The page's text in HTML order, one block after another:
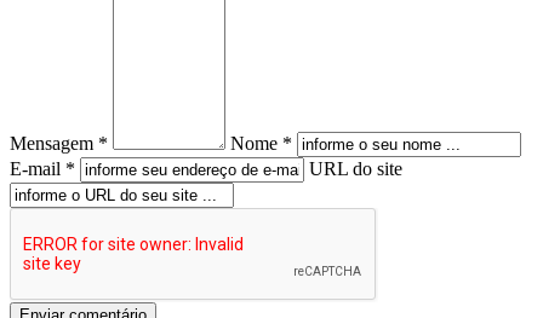
Mensagem *
Nome *
E-mail *
URL do site